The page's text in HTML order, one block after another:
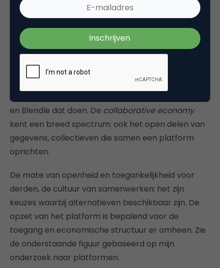
komt. Ook dat betekent meer huiswerk voor
regelgevers: terug naar de kern van de publieke
belangen die geborgd moeten worden.
Platformen zijn niet allemaal hetzelfde opgezet.
Uber is een voorbeeld van een centraal
georganiseerd platform gericht op
winstmaximalisatie, net als bijvoorbeeld appstores
en Blendle dat doen. De collaborative economy
kent een breed spectrum: ook het open delen van
gegevens, collectieven die samen een platform
oprichten.
De mate van openheid en toegankelijkheid voor
derden, de cultuur van samenwerken: het zijn
keuzes waarbij alternatieven beschikbaar zijn. De
opzet van het platform is bepalend voor de
toegang en economische structuur er omheen. Zie
de onderstaande figuur gebaseerd op mijn
onderzoek naar platformen.